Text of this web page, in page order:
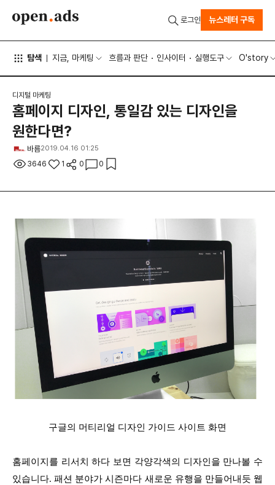
탐색 지금, 마케팅 흐름과 판단 인사이터 실행도구 O'story
로그인 뉴스레터 구독
디지털 마케팅
홈페이지 디자인, 통일감 있는 디자인을
원한다면?
바름2019.04.16 01:25
3646 1 0 0
구글의 머티리얼 디자인 가이드 사이트 화면
홈페이지를 리서치 하다 보면 각양각색의 디자인을 만나볼 수
있습니다. 패션 분야가 시즌마다 새로운 유행을 만들어내듯 웹